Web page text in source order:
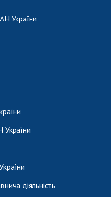
України
України
діяльність